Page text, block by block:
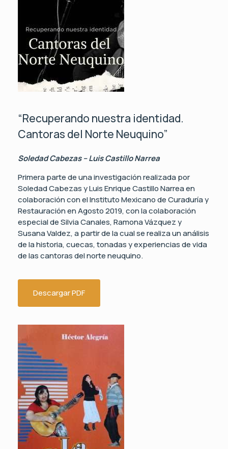
“Recuperando nuestra identidad.
Cantoras del Norte Neuquino”
Soledad Cabezas – Luis Castillo Narrea
Primera parte de una investigación realizada por
Soledad Cabezas y Luis Enrique Castillo Narrea en
colaboración con el Instituto Mexicano de Curaduría y
Restauración en Agosto 2019, con la colaboración
especial de Silvia Canales, Ramona Vázquez y
Susana Valdez, a partir de la cual se realiza un análisis
de la historia, cuecas, tonadas y experiencias de vida
de las cantoras del norte neuquino.
Descargar PDF